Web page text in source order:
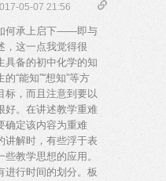
05-07 21:56
何承上启下——即与
，这一点我觉得很
具备的初中化学的知
“能知”“想知”等方
标，而且注意到要以
好。在讲述教学重难
确定该内容为重难
讲解时，有些浮于表
教学思想的应用。
进行时间的划分。板